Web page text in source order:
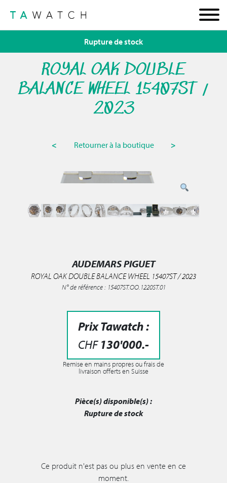
ROYAL OAK DOUBLE
BALANCE WHEEL 15407ST /
2023
< Retourner à la boutique >
AUDEMARS PIGUET
ROYAL OAK DOUBLE BALANCE WHEEL 15407ST / 2023
N° de référence : 15407ST.OO.1220ST.01
Prix Tawatch :
CHF130'000.-
Remise en mains propres ou frais de
livraison offerts en Suisse
Pièce(s) disponible(s) :
Rupture de stock
Rupture de stock
Ce produit n'est pas ou plus en vente en ce
moment.